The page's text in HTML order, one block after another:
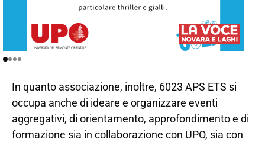
In quanto associazione, inoltre, 6023 APS ETS si
occupa anche di ideare e organizzare eventi
aggregativi, di orientamento, approfondimento e di
formazione sia in collaborazione con UPO, sia con